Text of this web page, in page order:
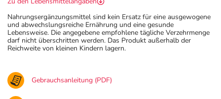
Nahrungsergänzungsmittel sind kein Ersatz für eine ausgewogene
und abwechslungsreiche Ernährung und eine gesunde
Lebensweise. Die angegebene empfohlene tägliche Verzehrmenge
darf nicht überschritten werden. Das Produkt außerhalb der
Reichweite von kleinen Kindern lagern.
Gebrauchsanleitung (PDF)